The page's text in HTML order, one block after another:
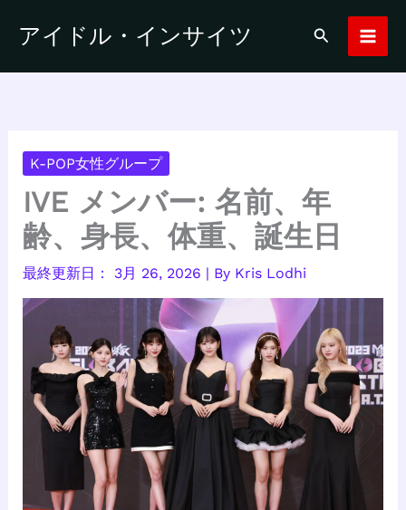
アイドル・インサイツ
検
K-POP女性グループ
IVE メンバー: 名前、年
齢、身長、体重、誕生日
3月 26, 2026 | By Kris Lodhi